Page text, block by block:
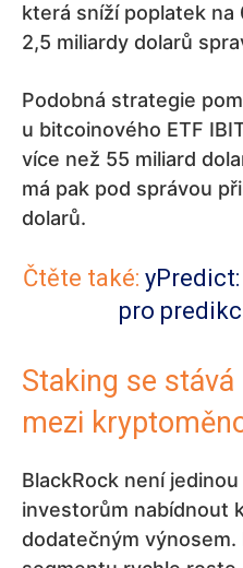
která sníží poplatek na
2,5 miliardy dolarů
Podobná strategie
u bitcoinového ETF
více než 55 miliard
má pak pod správou
dolarů.
Čtěte také:
pro
Staking se
mezi
BlackRock není
investorům nabídnout
dodatečným